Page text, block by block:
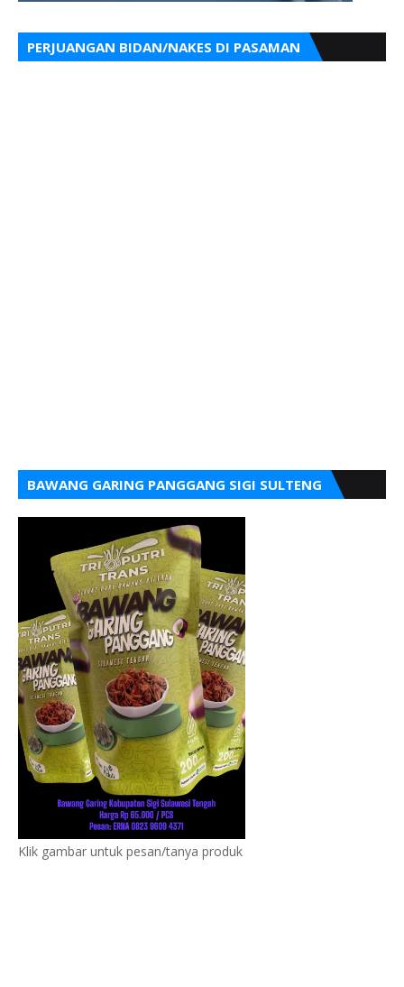
PERJUANGAN BIDAN/NAKES DI PASAMAN
BAWANG GARING PANGGANG SIGI SULTENG
Klik gambar untuk pesan/tanya produk